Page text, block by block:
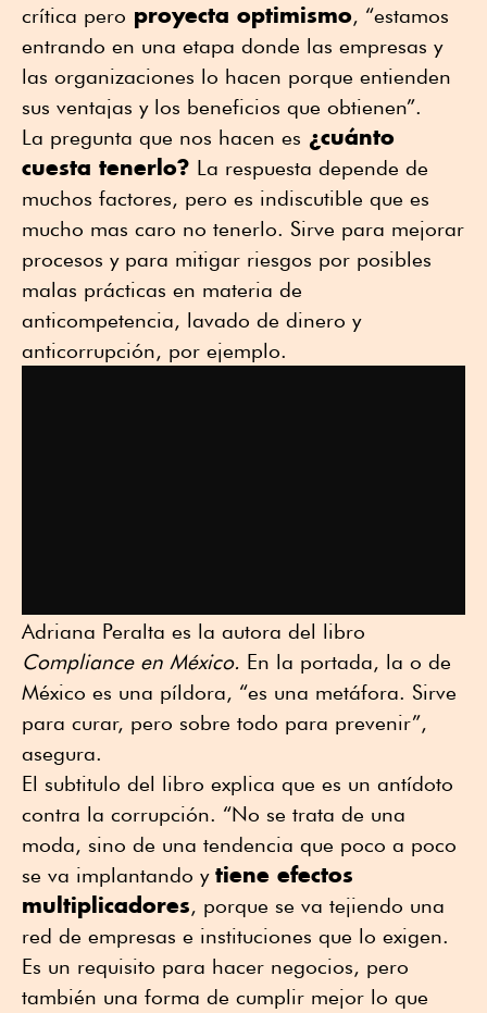
crítica pero proyecta optimismo, “estamos
entrando en una etapa donde las empresas y
las organizaciones lo hacen porque entienden
sus ventajas y los beneficios que obtienen”.
La pregunta que nos hacen es ¿cuánto
cuesta tenerlo? La respuesta depende de
muchos factores, pero es indiscutible que es
mucho mas caro no tenerlo. Sirve para mejorar
procesos y para mitigar riesgos por posibles
malas prácticas en materia de
anticompetencia, lavado de dinero y
anticorrupción, por ejemplo.
Adriana Peralta es la autora del libro
Compliance en México. En la portada, la o de
México es una píldora, “es una metáfora. Sirve
para curar, pero sobre todo para prevenir”,
asegura.
El subtitulo del libro explica que es un antídoto
contra la corrupción. “No se trata de una
moda, sino de una tendencia que poco a poco
se va implantando y tiene efectos
multiplicadores, porque se va tejiendo una
red de empresas e instituciones que lo exigen.
Es un requisito para hacer negocios, pero
también una forma de cumplir mejor lo que